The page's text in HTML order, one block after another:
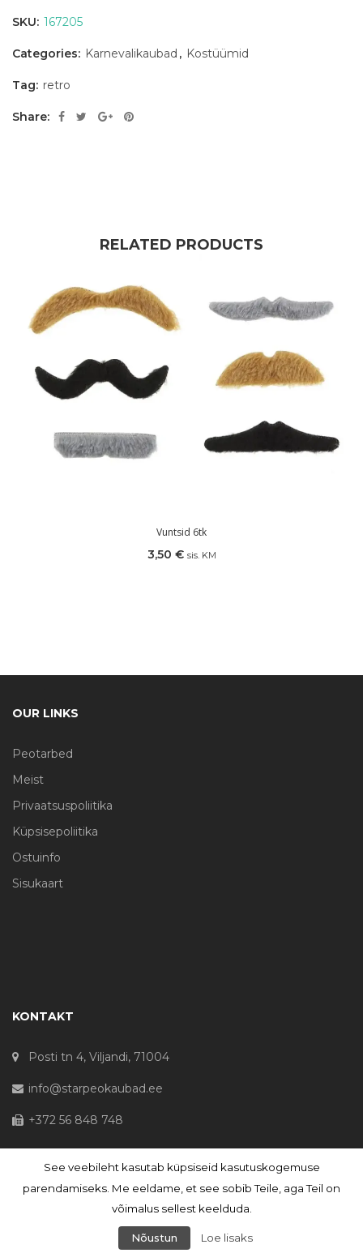
SKU: 167205
Categories: Karnevalikaubad , Kostüümid
Tag: retro
Share:
RELATED PRODUCTS
Vuntsid 6tk
3,50 € sis. KM
OUR LINKS
Peotarbed
Meist
Privaatsuspoliitika
Küpsisepoliitika
Ostuinfo
Sisukaart
KONTAKT
Posti tn 4, Viljandi, 71004
info@starpeokaubad.ee
+372 56 848 748
© Haljaste OÜ 2020 - Registrikood 10645867
See veebileht kasutab küpsiseid kasutuskogemuse
parendamiseks. Me eeldame, et see sobib Teile, aga Teil on
võimalus sellest keelduda.
Nõustun Loe lisaks